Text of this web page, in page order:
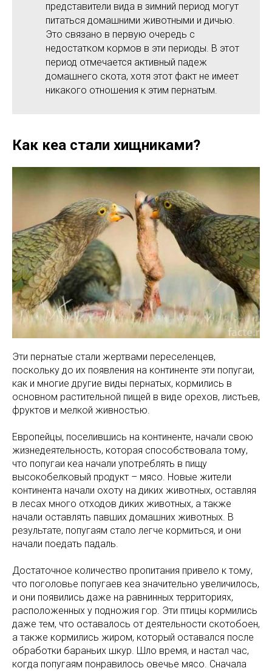
представители вида в зимний период могут
питаться домашними животными и дичью.
Это связано в первую очередь с
недостатком кормов в эти периоды. В этот
период отмечается активный падеж
домашнего скота, хотя этот факт не имеет
никакого отношения к этим пернатым.
Как кеа стали хищниками?
Эти пернатые стали жертвами переселенцев,
поскольку до их появления на континенте эти попугаи,
как и многие другие виды пернатых, кормились в
основном растительной пищей в виде орехов, листьев,
фруктов и мелкой живностью.
Европейцы, поселившись на континенте, начали свою
жизнедеятельность, которая способствовала тому,
что попугаи кеа начали употреблять в пищу
высокобелковый продукт – мясо. Новые жители
континента начали охоту на диких животных, оставляя
в лесах много отходов диких животных, а также
начали оставлять павших домашних животных. В
результате, попугаям стало легче кормиться, и они
начали поедать падаль.
Достаточное количество пропитания привело к тому,
что поголовье попугаев кеа значительно увеличилось,
и они появились даже на равнинных территориях,
расположенных у подножия гор. Эти птицы кормились
даже тем, что оставалось от деятельности скотобоен,
а также кормились жиром, который оставался после
обработки бараньих шкур. Шло время, и настал час,
когда попугаям понравилось овечье мясо. Сначала